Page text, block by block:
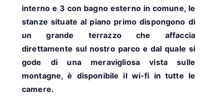
interno e 3 con bagno esterno in comune, le
stanze situate al piano primo dispongono di
un grande terrazzo che affaccia
direttamente sul nostro parco e dal quale si
gode di una meravigliosa vista sulle
montagne, è disponibile il wi-fi in tutte le
camere.